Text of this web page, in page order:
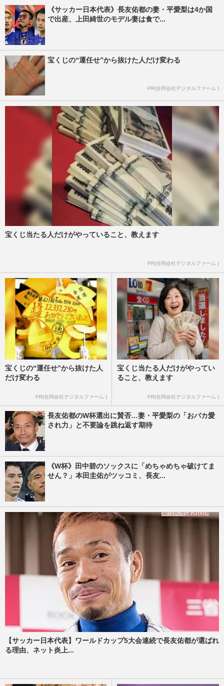
《サッカー日本代表》長友佑都の妻・平愛梨は4か国
で出産、上田綺世のモデル妻は食で...
宝くじの“運任せ”から抜けた人だけ変わる
PR(合同会社デジタルファーム )
宝くじ当たる人だけがやっていること、教えます
PR(合同会社デジタルファーム )
宝くじの“運任せ”から抜けた人
だけ変わる
PR(合同会社デジタルファーム )
宝くじ当たる人だけがやってい
ること、教えます
PR(合同会社デジタルファーム )
長友佑都のW杯選出に賛否…妻・平愛梨の「おバカ愛
され力」と不要論を跳ね返す期待
《W杯》田中碧のソックスに「めちゃめちゃ破けてま
せん？」本田圭佑がツッコミ、長友...
【サッカー日本代表】ワールドカップ5大会連続で長友佑都が選ばれ
る理由、ネット炎上...